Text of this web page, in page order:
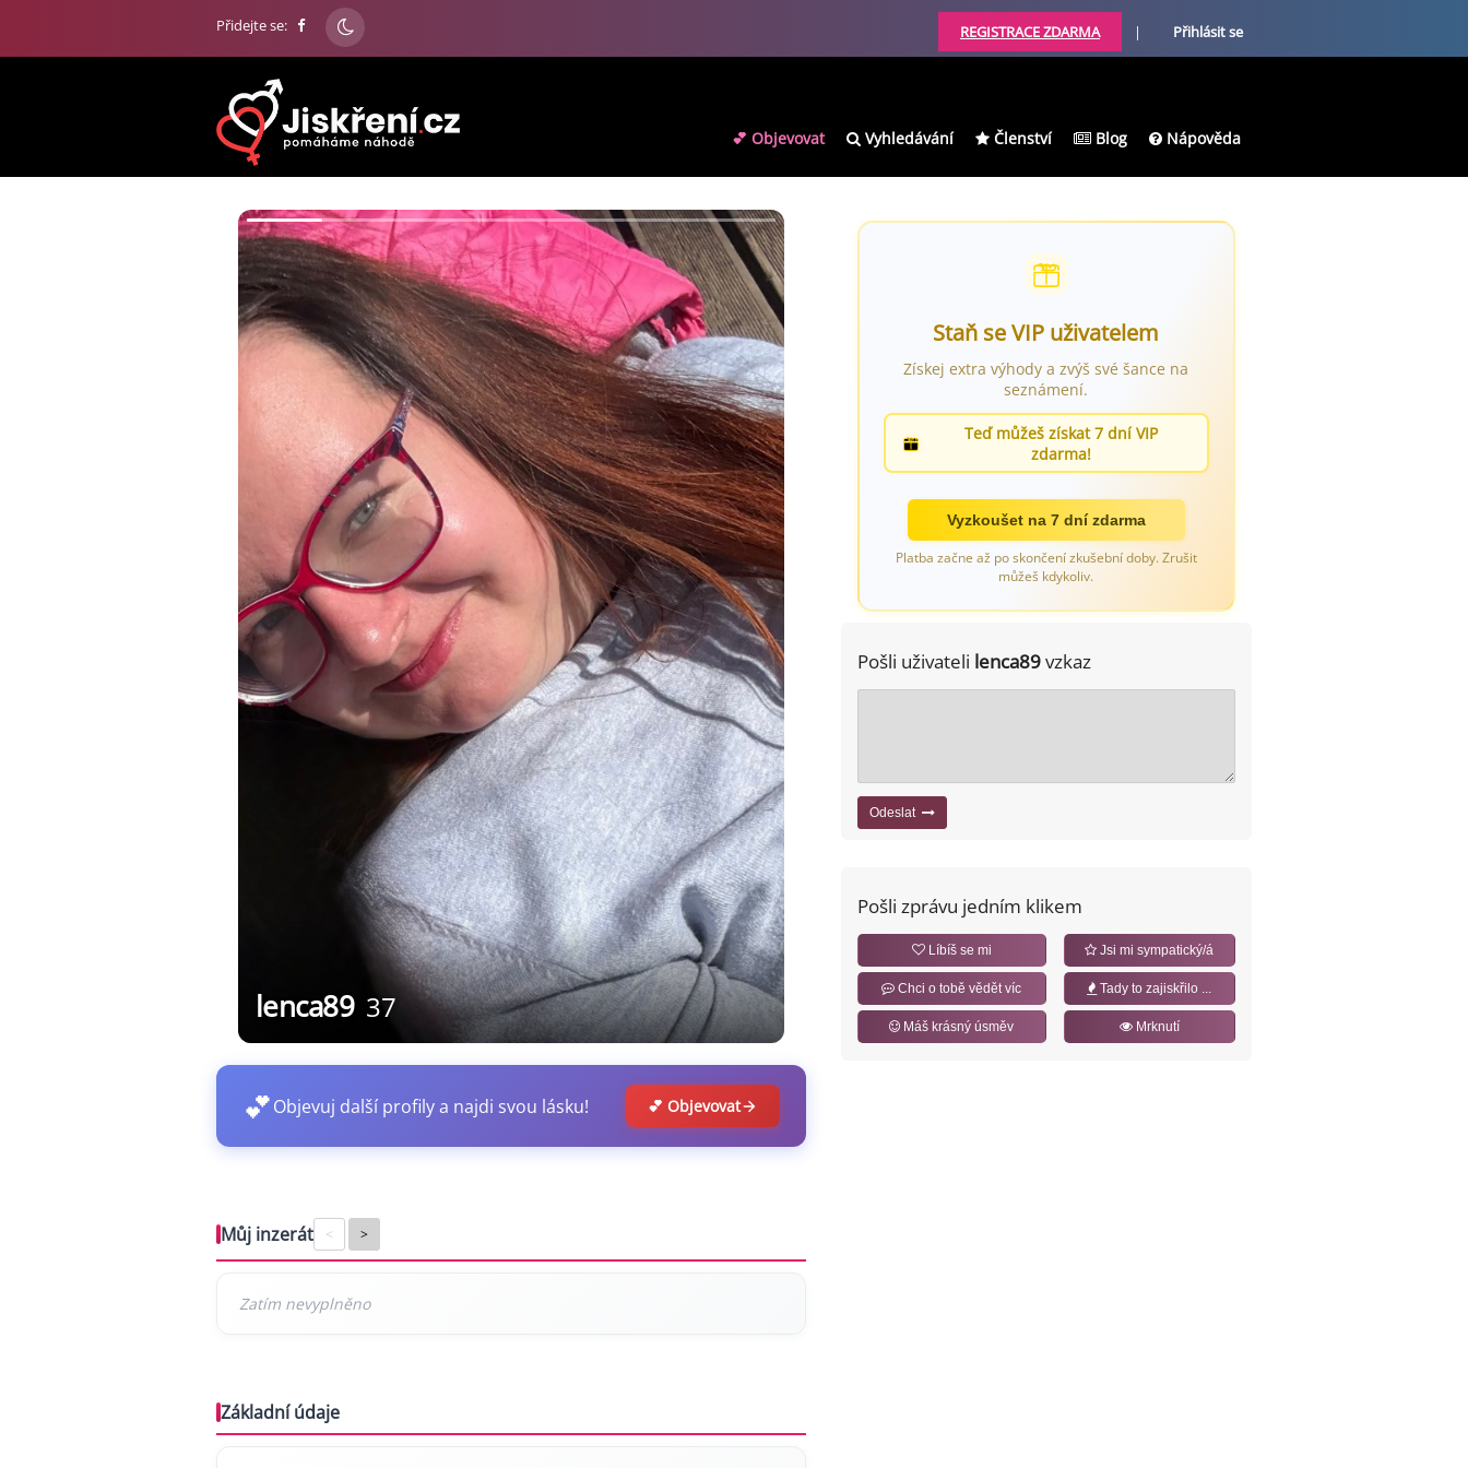
Přidejte se: REGISTRACE ZDARMA | Přihlásit se
💕 Objevovat Vyhledávání Členství Blog Nápověda
lenca89 37
💕Objevuj další profily a najdi svou lásku! 💕 Objevovat
Můj inzerát < >
Základní údaje
Staň se VIP uživatelem
Získej extra výhody a zvýš své šance na
seznámení.
Teď můžeš získat 7 dní VIP
zdarma!
Vyzkoušet na 7 dní zdarma
Platba začne až po skončení zkušební doby. Zrušit
můžeš kdykoliv.
Pošli uživateli lenca89vzkaz
Odeslat
Pošli zprávu jedním klikem
Líbíš se mi Jsi mi sympatický/á
Chci o tobě vědět víc Tady to zajiskřilo ...
Máš krásný úsměv Mrknutí